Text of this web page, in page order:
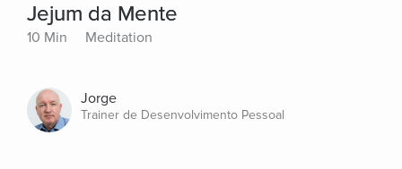
Jejum da Mente
10 Min Meditation
Jorge
Trainer de Desenvolvimento Pessoal